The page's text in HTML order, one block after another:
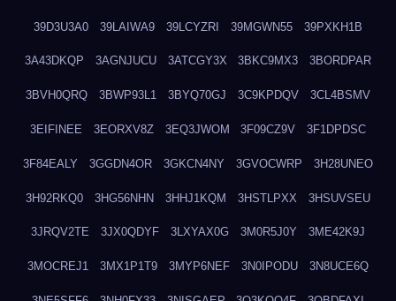
39D3U3A0 39LAIWA9 39LCYZRI 39MGWN55 39PXKH1B
3A43DKQP 3AGNJUCU 3ATCGY3X 3BKC9MX3 3BORDPAR
3BVH0QRQ 3BWP93L1 3BYQ70GJ 3C9KPDQV 3CL4BSMV
3EIFINEE 3EORXV8Z 3EQ3JWOM 3F09CZ9V 3F1DPDSC
3F84EALY 3GGDN4OR 3GKCN4NY 3GVOCWRP 3H28UNEO
3H92RKQ0 3HG56NHN 3HHJ1KQM 3HSTLPXX 3HSUVSEU
3JRQV2TE 3JX0QDYF 3LXYAX0G 3M0R5J0Y 3ME42K9J
3MOCREJ1 3MX1P1T9 3MYP6NEF 3N0IPODU 3N8UCE6Q